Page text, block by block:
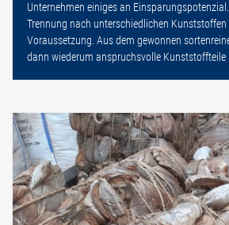
Unternehmen einiges an
Trennung nach unterschiedlichen Kunststoffen
Voraussetzung. Aus dem gewonnen
dann wiederum anspruchsvolle Kunststoffteile